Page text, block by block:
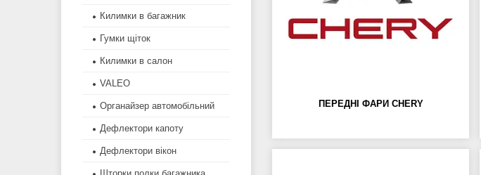
ПЕРЕДНІ ФАРИ CHERY
Килимки в багажник
Гумки щіток
Килимки в салон
VALEO
Органайзер автомобільний
Дефлектори капоту
Дефлектори вікон